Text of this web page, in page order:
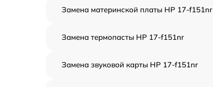
Замена материнской платы HP 17-f151nr
Замена термопасты HP 17-f151nr
Замена звуковой карты HP 17-f151nr